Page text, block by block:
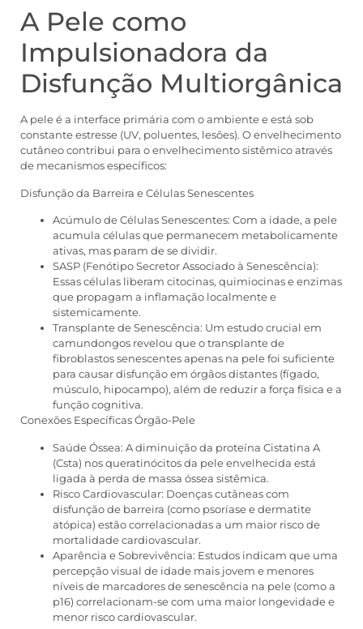
A Pele como
Impulsionadora da
Disfunção Multiorgânica
A pele é a interface primária com o ambiente e está sob
constante estresse (UV, poluentes, lesões). O envelhecimento
cutâneo contribui para o envelhecimento sistêmico através
de mecanismos específicos:
Disfunção da Barreira e Células Senescentes
Acúmulo de Células Senescentes: Com a idade, a pele
acumula células que permanecem metabolicamente
ativas, mas param de se dividir.
SASP (Fenótipo Secretor Associado à Senescência):
Essas células liberam citocinas, quimiocinas e enzimas
que propagam a inflamação localmente e
sistemicamente.
Transplante de Senescência: Um estudo crucial em
camundongos revelou que o transplante de
fibroblastos senescentes apenas na pele foi suficiente
para causar disfunção em órgãos distantes (fígado,
músculo, hipocampo), além de reduzir a força física e a
função cognitiva.
Conexões Específicas Órgão-Pele
Saúde Óssea: A diminuição da proteína Cistatina A
(Csta) nos queratinócitos da pele envelhecida está
ligada à perda de massa óssea sistêmica.
Risco Cardiovascular: Doenças cutâneas com
disfunção de barreira (como psoríase e dermatite
atópica) estão correlacionadas a um maior risco de
mortalidade cardiovascular.
Aparência e Sobrevivência: Estudos indicam que uma
percepção visual de idade mais jovem e menores
níveis de marcadores de senescência na pele (como a
p16) correlacionam-se com uma maior longevidade e
menor risco cardiovascular.